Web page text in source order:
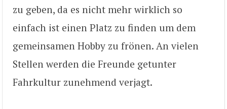
zu geben, da es nicht mehr wirklich so
einfach ist einen Platz zu finden um dem
gemeinsamen Hobby zu frönen. An vielen
Stellen werden die Freunde getunter
Fahrkultur zunehmend verjagt.